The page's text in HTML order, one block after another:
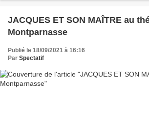
JACQUES ET SON MAÎTRE au
Montparnasse
Publié le 18/09/2021 à 16:16
Par Spectatif